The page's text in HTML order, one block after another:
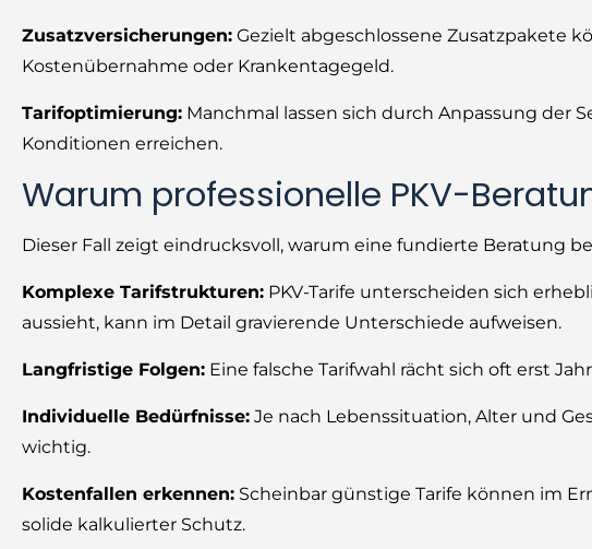
Zusatzversicherungen: Gezielt abgeschlossene Zusatzpakete
Kostenübernahme oder Krankentagegeld.
Tarifoptimierung: Manchmal lassen sich durch Anpassung der
Konditionen erreichen.
Warum professionelle PKV-
Dieser Fall zeigt eindrucksvoll, warum eine fundierte Beratung
Komplexe Tarifstrukturen: PKV-Tarife unterscheiden sich
aussieht, kann im Detail gravierende Unterschiede aufweisen.
Langfristige Folgen: Eine falsche Tarifwahl rächt sich oft erst
Individuelle Bedürfnisse: Je nach Lebenssituation, Alter und
wichtig.
Kostenfallen erkennen: Scheinbar günstige Tarife können im
solide kalkulierter Schutz.